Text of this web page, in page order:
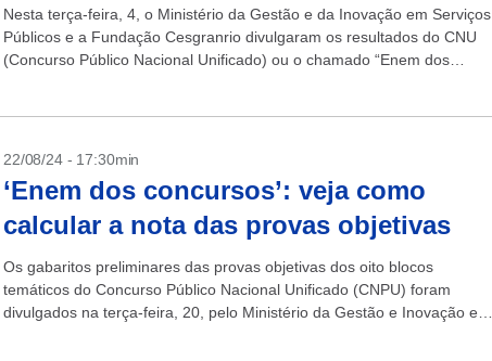
Nesta terça-feira, 4, o Ministério da Gestão e da Inovação em Serviços
Públicos e a Fundação Cesgranrio divulgaram os resultados do CNU
(Concurso Público Nacional Unificado) ou o chamado “Enem dos
22/08/24 - 17:30min
‘Enem dos concursos’: veja como
calcular a nota das provas objetivas
Os gabaritos preliminares das provas objetivas dos oito blocos
temáticos do Concurso Público Nacional Unificado (CNPU) foram
divulgados na terça-feira, 20, pelo Ministério da Gestão e Inovação em